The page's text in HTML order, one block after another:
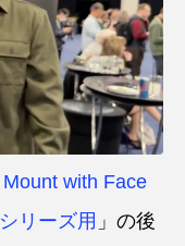
with Face
リーズ用 」の後